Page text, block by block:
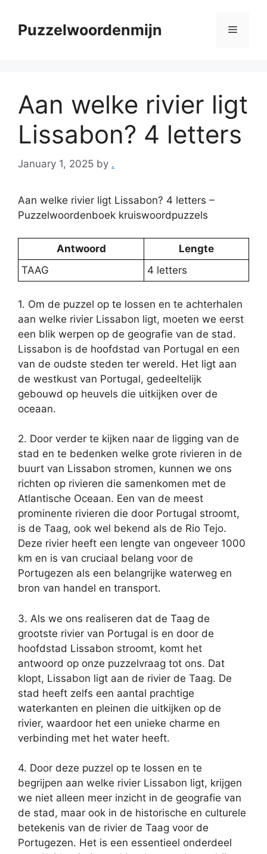
contentPuzzelwoordenmijn Menu
Aan welke rivier ligt
Lissabon? 4 letters
January 1, 2025 by .
Aan welke rivier ligt Lissabon? 4 letters –
Puzzelwoordenboek kruiswoordpuzzels
Antwoord
Lengte
TAAG
4 letters
1. Om de puzzel op te lossen en te achterhalen
aan welke rivier Lissabon ligt, moeten we eerst
een blik werpen op de geografie van de stad.
Lissabon is de hoofdstad van Portugal en een
van de oudste steden ter wereld. Het ligt aan
de westkust van Portugal, gedeeltelijk
gebouwd op heuvels die uitkijken over de
oceaan.
2. Door verder te kijken naar de ligging van de
stad en te bedenken welke grote rivieren in de
buurt van Lissabon stromen, kunnen we ons
richten op rivieren die samenkomen met de
Atlantische Oceaan. Een van de meest
prominente rivieren die door Portugal stroomt,
is de Taag, ook wel bekend als de Rio Tejo.
Deze rivier heeft een lengte van ongeveer 1000
km en is van cruciaal belang voor de
Portugezen als een belangrijke waterweg en
bron van handel en transport.
3. Als we ons realiseren dat de Taag de
grootste rivier van Portugal is en door de
hoofdstad Lissabon stroomt, komt het
antwoord op onze puzzelvraag tot ons. Dat
klopt, Lissabon ligt aan de rivier de Taag. De
stad heeft zelfs een aantal prachtige
waterkanten en pleinen die uitkijken op de
rivier, waardoor het een unieke charme en
verbinding met het water heeft.
4. Door deze puzzel op te lossen en te
begrijpen aan welke rivier Lissabon ligt, krijgen
we niet alleen meer inzicht in de geografie van
de stad, maar ook in de historische en culturele
betekenis van de rivier de Taag voor de
Portugezen. Het is een essentieel onderdeel